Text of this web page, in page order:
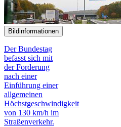
Bildinformationen
Der Bundestag
befasst sich mit
der Forderung
nach einer
Einführung einer
allgemeinen
Höchstgeschwindigkeit
von 130 km/h im
Straßenverkehr.